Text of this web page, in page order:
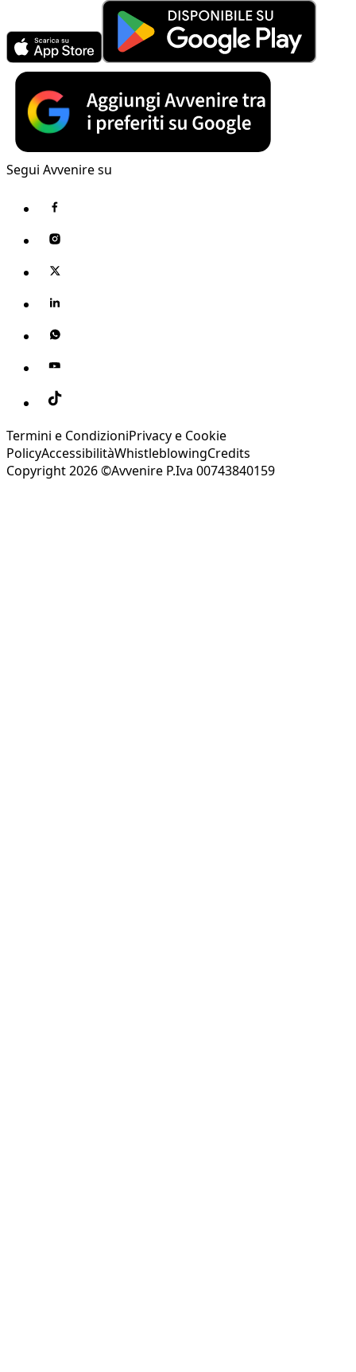
Segui Avvenire su
Termini e CondizioniPrivacy e Cookie
PolicyAccessibilitàWhistleblowingCredits
Copyright 2026 ©Avvenire P.Iva 00743840159